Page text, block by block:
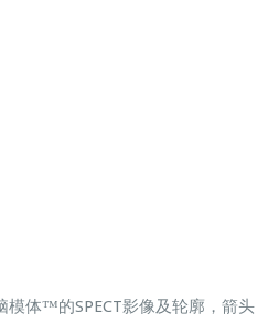
体™的SPECT影像及轮廓，箭头